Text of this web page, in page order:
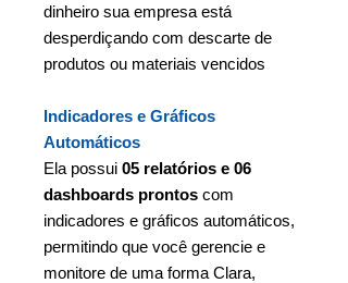
dinheiro sua empresa está
desperdiçando com descarte de
produtos ou materiais vencidos
Indicadores e Gráficos
Automáticos
Ela possui 05 relatórios e 06
dashboards prontos com
indicadores e gráficos automáticos,
permitindo que você gerencie e
monitore de uma forma Clara,